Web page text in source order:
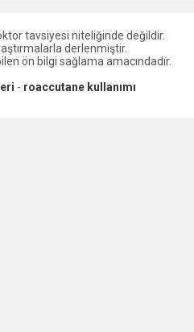
tavsiyesi niteliğinde değildir.
derlenmiştir.
ön bilgi sağlama amacındadır.
- roaccutane kullanımı